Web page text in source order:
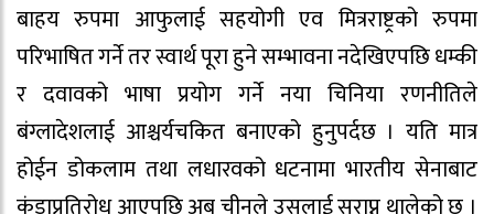
बाहय रुपमा आफुलाई सहयोगी एव मित्रराष्ट्रको रुपमा
परिभाषित गर्ने तर स्वार्थ पूरा हुने सम्भावना नदेखिएपछि धम्की
र दवावको भाषा प्रयोग गर्ने नया चिनिया रणनीतिले
बंग्लादेशलाई आश्चर्यचकित बनाएको हुनुपर्दछ । यति मात्र
होईन डोकलाम तथा लधारवको धटनामा भारतीय सेनाबाट